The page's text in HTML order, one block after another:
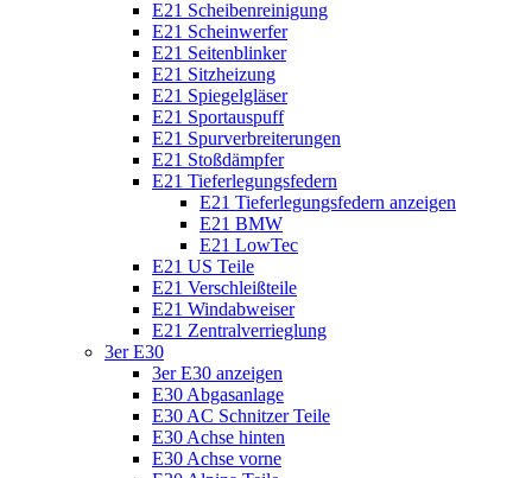
E21 Scheibenreinigung
E21 Scheinwerfer
E21 Seitenblinker
E21 Sitzheizung
E21 Spiegelgläser
E21 Sportauspuff
E21 Spurverbreiterungen
E21 Stoßdämpfer
E21 Tieferlegungsfedern
E21 Tieferlegungsfedern anzeigen
E21 BMW
E21 LowTec
E21 US Teile
E21 Verschleißteile
E21 Windabweiser
E21 Zentralverrieglung
3er E30
3er E30 anzeigen
E30 Abgasanlage
E30 AC Schnitzer Teile
E30 Achse hinten
E30 Achse vorne